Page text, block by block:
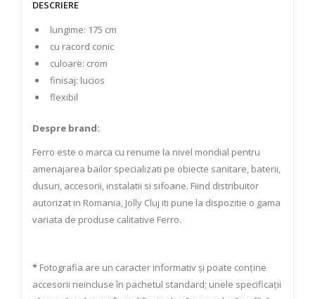
DESCRIERE
lungime: 175 cm
cu racord conic
culoare: crom
finisaj: lucios
flexibil
Despre brand:
Ferro este o marca cu renume la nivel mondial pentru
amenajarea bailor specializati pe obiecte sanitare, baterii,
dusuri, accesorii, instalatii si sifoane. Fiind distribuitor
autorizat in Romania, Jolly Cluj iti pune la dispozitie o gama
variata de produse calitative Ferro.
* Fotografia are un caracter informativ și poate conține
accesorii neincluse în pachetul standard; unele specificații